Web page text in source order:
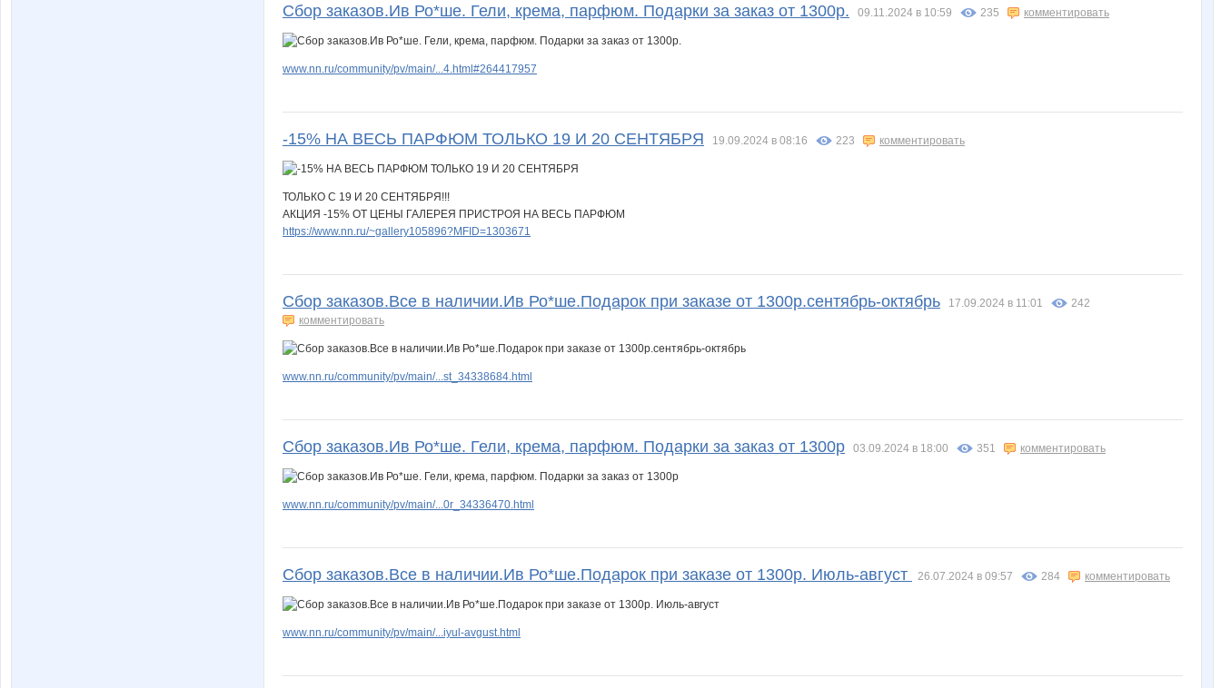
Сбор заказов.Ив Ро*ше. Гели, крема, парфюм. Подарки за заказ от 1300р. 09.11.2024 в 10:59 235 комментировать
www.nn.ru/community/pv/main/...4.html#264417957
-15% НА ВЕСЬ ПАРФЮМ ТОЛЬКО 19 И 20 СЕНТЯБРЯ 19.09.2024 в 08:16 223 комментировать
ТОЛЬКО С 19 И 20 СЕНТЯБРЯ!!!
АКЦИЯ -15% ОТ ЦЕНЫ ГАЛЕРЕЯ ПРИСТРОЯ НА ВЕСЬ ПАРФЮМ
https://www.nn.ru/~gallery105896?MFID=1303671
Сбор заказов.Все в наличии.Ив Ро*ше.Подарок при заказе от 1300р.сентябрь-октябрь 17.09.2024 в 11:01
242
комментировать
www.nn.ru/community/pv/main/...st_34338684.html
Сбор заказов.Ив Ро*ше. Гели, крема, парфюм. Подарки за заказ от 1300р 03.09.2024 в 18:00 351 комментировать
www.nn.ru/community/pv/main/...0r_34336470.html
Сбор заказов.Все в наличии.Ив Ро*ше.Подарок при заказе от 1300р. Июль-август 26.07.2024 в 09:57 284 комментировать
www.nn.ru/community/pv/main/...iyul-avgust.html